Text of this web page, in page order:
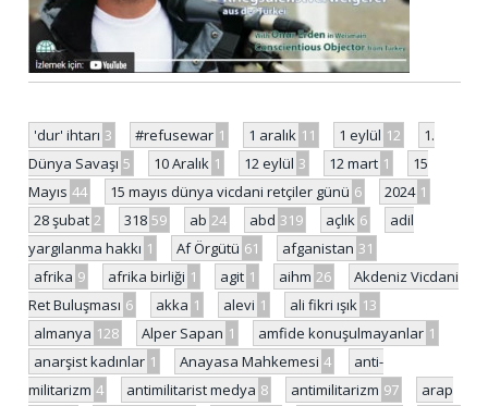
'dur' ihtarı 3 #refusewar 1 1 aralık 11 1 eylül 12
1.
Dünya Savaşı 5 10 Aralık 1 12 eylül 3 12 mart 1
15
Mayıs 44 15 mayıs dünya vicdani retçiler günü 6 2024 1
28 şubat 2 318 59 ab 24 abd 319 açlık 6
adil
yargılanma hakkı 1 Af Örgütü 61 afganistan 31
afrika 9 afrika birliği 1 agit 1 aihm 26
Akdeniz Vicdani
Ret Buluşması 6 akka 1 alevi 1 ali fikri ışık 13
almanya 128 Alper Sapan 1 amfide konuşulmayanlar 1
anarşist kadınlar 1 Anayasa Mahkemesi 4
anti-
militarizm 4 antimilitarist medya 8 antimilitarizm 97
arap